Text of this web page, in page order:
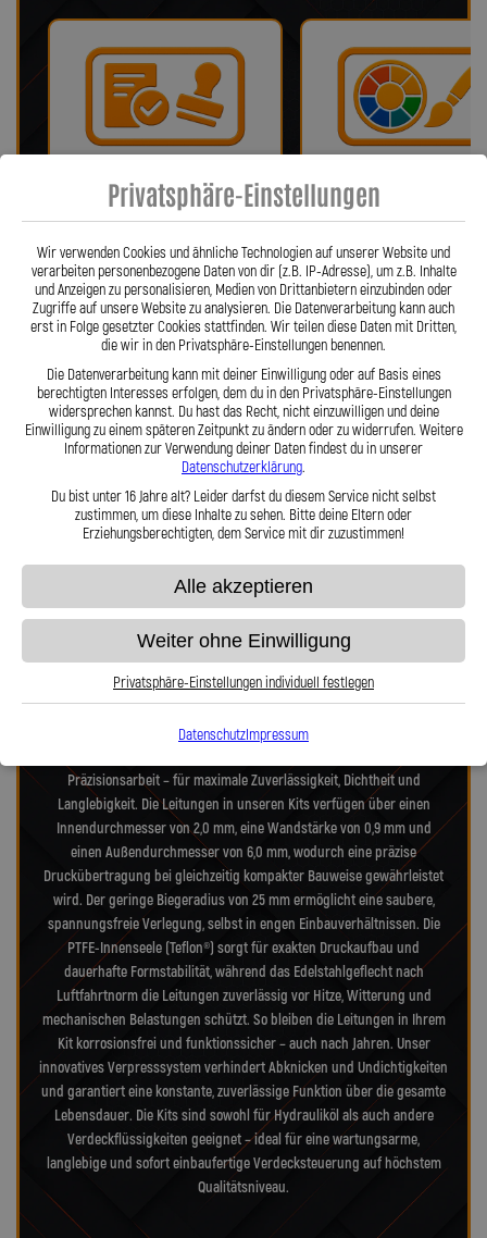
Bei uns erhalten Sie eine ABE oder
ein Teilegutachten (falls
Wir bieten eine Auswahl
verschiedenen Farben!
Fragen? Unser Team ist täglich per
Telefon oder Mail für Sie da.
und 360° verdrehbarer
Präzision in Zahlen: Unsere technischen
Highlights
Unsere Stahlflex-Verdeckleitungs-Kits für VW Golf 1K Golf Cabriolet 2.0
TDI BMT wurden speziell für die hohen Anforderungen moderner- und
alter-Verdecksysteme entwickelt. Jedes Kit vereint Technik nach
Präzisionsarbeit – für maximale Zuverlässigkeit, Dichtheit und
Langlebigkeit. Die Leitungen in unseren Kits verfügen über einen
Innendurchmesser von 2,0 mm, eine Wandstärke von 0,9 mm und
einen Außendurchmesser von 6,0 mm, wodurch eine präzise
Druckübertragung bei gleichzeitig kompakter Bauweise gewährleistet
wird. Der geringe Biegeradius von 25 mm ermöglicht eine saubere,
spannungsfreie Verlegung, selbst in engen Einbauverhältnissen. Die
PTFE-Innenseele (Teflon®) sorgt für exakten Druckaufbau und
dauerhafte Formstabilität, während das Edelstahlgeflecht nach
Luftfahrtnorm die Leitungen zuverlässig vor Hitze, Witterung und
mechanischen Belastungen schützt. So bleiben die Leitungen in Ihrem
Kit korrosionsfrei und funktionssicher – auch nach Jahren. Unser
innovatives Verpresssystem verhindert Abknicken und Undichtigkeiten
und garantiert eine konstante, zuverlässige Funktion über die gesamte
Lebensdauer. Die Kits sind sowohl für Hydrauliköl als auch andere
Verdeckflüssigkeiten geeignet – ideal für eine wartungsarme,
langlebige und sofort einbaufertige Verdecksteuerung auf höchstem
Qualitätsniveau.
Privatsphäre-Einstellungen
Wir verwenden Cookies und ähnliche Technologien auf unserer Website und
verarbeiten personenbezogene Daten von dir (z.B. IP-Adresse), um z.B. Inhalte
und Anzeigen zu personalisieren, Medien von Drittanbietern einzubinden oder
Zugriffe auf unsere Website zu analysieren. Die Datenverarbeitung kann auch
erst in Folge gesetzter Cookies stattfinden. Wir teilen diese Daten mit Dritten,
die wir in den Privatsphäre-Einstellungen benennen.
Die Datenverarbeitung kann mit deiner Einwilligung oder auf Basis eines
berechtigten Interesses erfolgen, dem du in den Privatsphäre-Einstellungen
widersprechen kannst. Du hast das Recht, nicht einzuwilligen und deine
Einwilligung zu einem späteren Zeitpunkt zu ändern oder zu widerrufen. Weitere
Informationen zur Verwendung deiner Daten findest du in unserer
Datenschutzerklärung.
Du bist unter 16 Jahre alt? Leider darfst du diesem Service nicht selbst
zustimmen, um diese Inhalte zu sehen. Bitte deine Eltern oder
Erziehungsberechtigten, dem Service mit dir zuzustimmen!
Alle akzeptieren
Weiter ohne Einwilligung
Privatsphäre-Einstellungen individuell festlegen
DatenschutzImpressum